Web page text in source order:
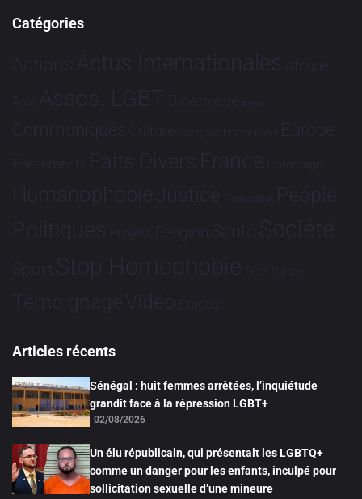
Catégories
Actions Actus Internationales Afrique
Asie Assos. LGBT Bioéthique Brève
Communiqués Culture Dialogues France-Brésil Europe
Evénements Faits Divers France Hommage
HumanophobieJustice Partenariat People
Politiques Projets Religion Santé Société
Sport Stop Homophobie Tech Tribune
TémoignageVidéo Études
Articles récents
Sénégal : huit femmes arrêtées, l’inquiétude
grandit face à la répression LGBT+
02/08/2026
Un élu républicain, qui présentait les LGBTQ+
comme un danger pour les enfants, inculpé pour
sollicitation sexuelle d’une mineure